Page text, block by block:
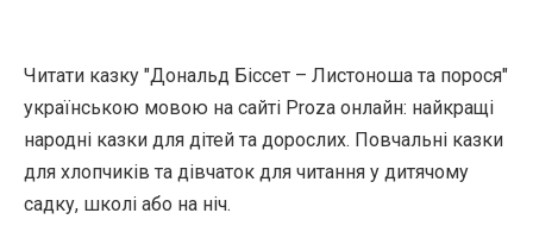
Читати казку "Дональд Біссет – Листоноша та порося"
українською мовою на сайті Proza онлайн: найкращі
народні казки для дітей та дорослих. Повчальні казки
для хлопчиків та дівчаток для читання у дитячому
садку, школі або на ніч.